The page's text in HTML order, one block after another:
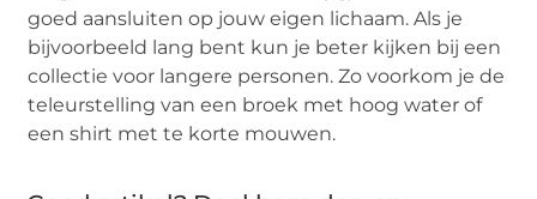
goed aansluiten op jouw eigen lichaam. Als je
bijvoorbeeld lang bent kun je beter kijken bij een
collectie voor langere personen. Zo voorkom je de
teleurstelling van een broek met hoog water of
een shirt met te korte mouwen.